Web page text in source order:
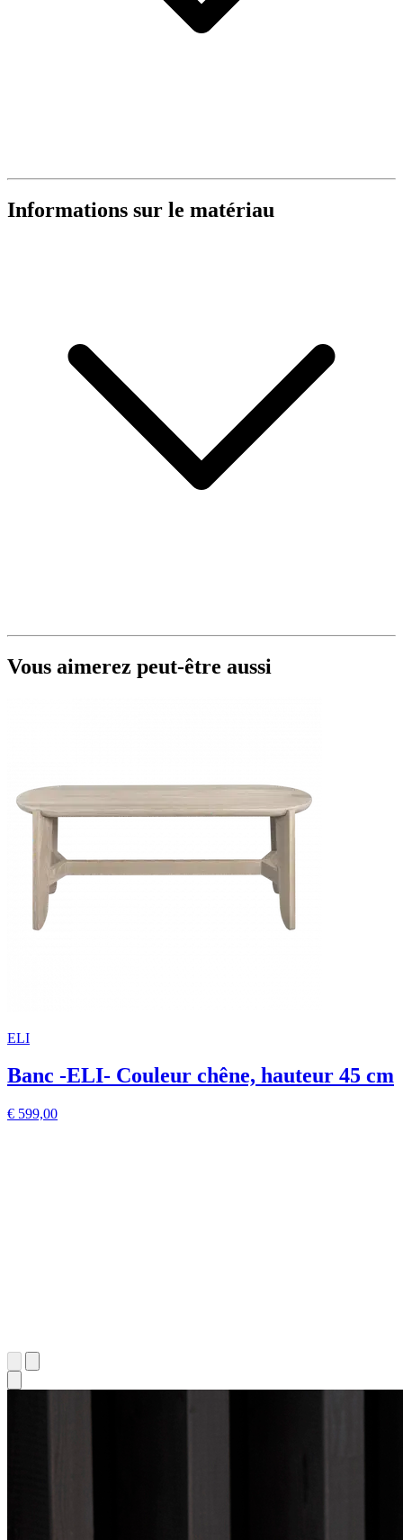
Informations sur le matériau
Vous aimerez peut-être aussi
ELI
Banc -ELI- Couleur chêne, hauteur 45 cm
€ 599,00